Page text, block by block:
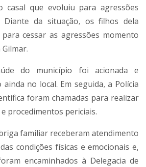
casal que evoluiu para agressões
da situação, os filhos dela
cessar as agressões momento
do município foi acionada e
no local. Em seguida, a Polícia
foram chamadas para realizar
procedimentos periciais.
familiar receberam atendimento
condições físicas e emocionais e,
encaminhados à Delegacia de